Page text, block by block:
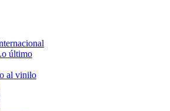
último
al vinilo